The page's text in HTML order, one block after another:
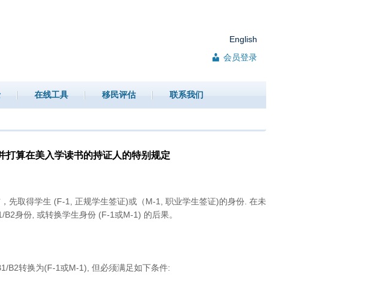
English
会员登录
在线工具 移民评估 联系我们
打算在美入学读书的持证人的特别规定
先取得学生 (F-1, 正规学生签证)或（M-1, 职业学生签证)的身份. 在未
身份, 或转换学生身份 (F-1或M-1) 的后果。
B2转换为(F-1或M-1), 但必须满足如下条件: